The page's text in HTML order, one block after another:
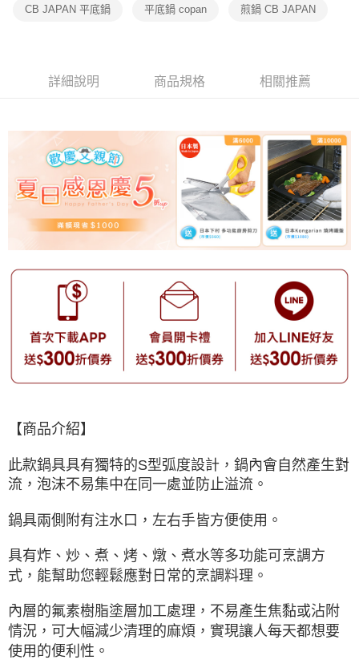
CB JAPAN 平底鍋 平底鍋 copan 煎鍋 CB JAPAN
詳細說明 商品規格 相關推薦
【商品介紹】
此款鍋具具有獨特的S型弧度設計，鍋內會自然產生對
流，泡沫不易集中在同一處並防止溢流。
鍋具兩側附有注水口，左右手皆方便使用。
具有炸、炒、煮、烤、燉、煮水等多功能可烹調方
式，能幫助您輕鬆應對日常的烹調料理。
內層的氟素樹脂塗層加工處理，不易產生焦黏或沾附
情況，可大幅減少清理的麻煩，實現讓人每天都想要
使用的便利性。